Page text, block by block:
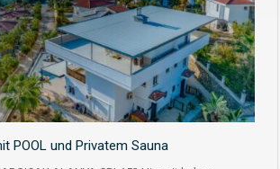
POOL und Privatem Sauna